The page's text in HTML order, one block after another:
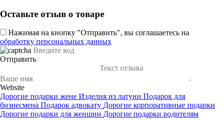
Оставьте отзыв о товаре
Нажимая на кнопку "Отправить", вы соглашаетесь на
обработку персональных данных
Отправить
Website
Дорогие подарки жене Изделия из латуни Подарок для
бизнесмена Подарок адвокату Дорогие корпоративные подарки
Дорогие подарки для женщин Дорогие подарки родителям